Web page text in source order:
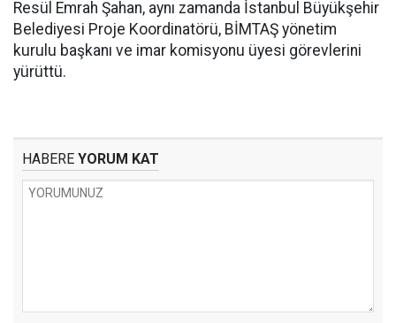
Resül Emrah Şahan, aynı zamanda İstanbul Büyükşehir
Belediyesi Proje Koordinatörü, BİMTAŞ yönetim
kurulu başkanı ve imar komisyonu üyesi görevlerini
yürüttü.
HABERE YORUM KAT